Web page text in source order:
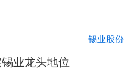
锡业股份
业龙头地位